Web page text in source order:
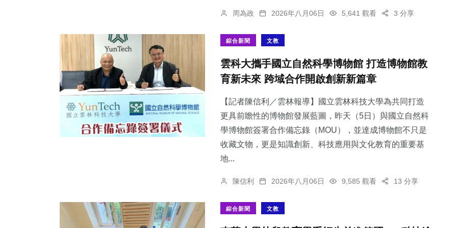
周為政 2026年八月06日 5,641 觀看 3 分享
綜合新聞 文教
雲科大攜手國立自然科學博物館 打造博物館教
育新未來 跨域合作開啟創新新篇章
【記者陳信利／雲林報導】國立雲林科技大學為共同打造
更具前瞻性的博物館發展藍圖，昨天（5日）與國立自然科
學博物館簽署合作備忘錄（MOU），並達成博物館不只是
收藏文物，更是知識創新、科技應用與文化教育的重要基
地...
陳信利 2026年八月06日 9,585 觀看 13 分享
綜合新聞 文教